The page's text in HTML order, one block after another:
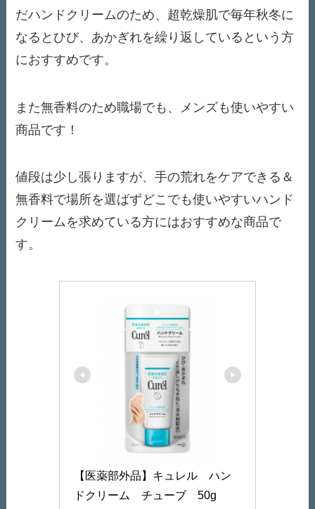
だハンドクリームのため、超乾燥肌で毎年秋冬に
なるとひび、あかぎれを繰り返しているという方
におすすめです。
また無香料のため職場でも、メンズも使いやすい
商品です！
値段は少し張りますが、手の荒れをケアできる＆
無香料で場所を選ばずどこでも使いやすいハンド
クリームを求めている方にはおすすめな商品で
す。
【医薬部外品】キュレル　ハン
ドクリーム　チューブ　50g